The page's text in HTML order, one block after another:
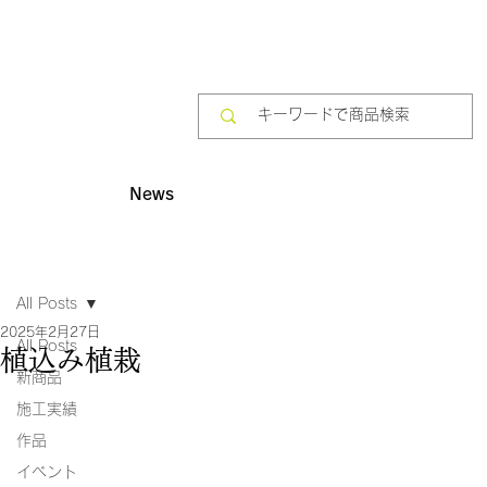
News
All Posts
新商品
施工実績
作品
イベント
All Posts
植込み植栽
2025年2月27日